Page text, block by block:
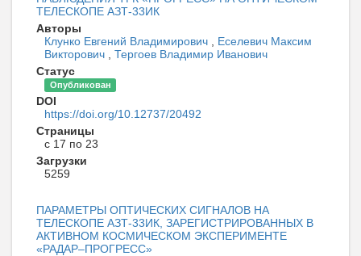
ТЕЛЕСКОПЕ АЗТ-33ИК
Авторы
Клунко Евгений Владимирович
Еселевич Максим
Викторович
Тергоев Владимир Иванович
Статус
Опубликован
DOI
https://doi.org/10.12737/20492
Страницы
с 17 по 23
Загрузки
5259
ПАРАМЕТРЫ ОПТИЧЕСКИХ СИГНАЛОВ НА
ТЕЛЕСКОПЕ АЗТ-33ИК, ЗАРЕГИСТРИРОВАННЫХ В
АКТИВНОМ КОСМИЧЕСКОМ ЭКСПЕРИМЕНТЕ
«РАДАР–ПРОГРЕСС»